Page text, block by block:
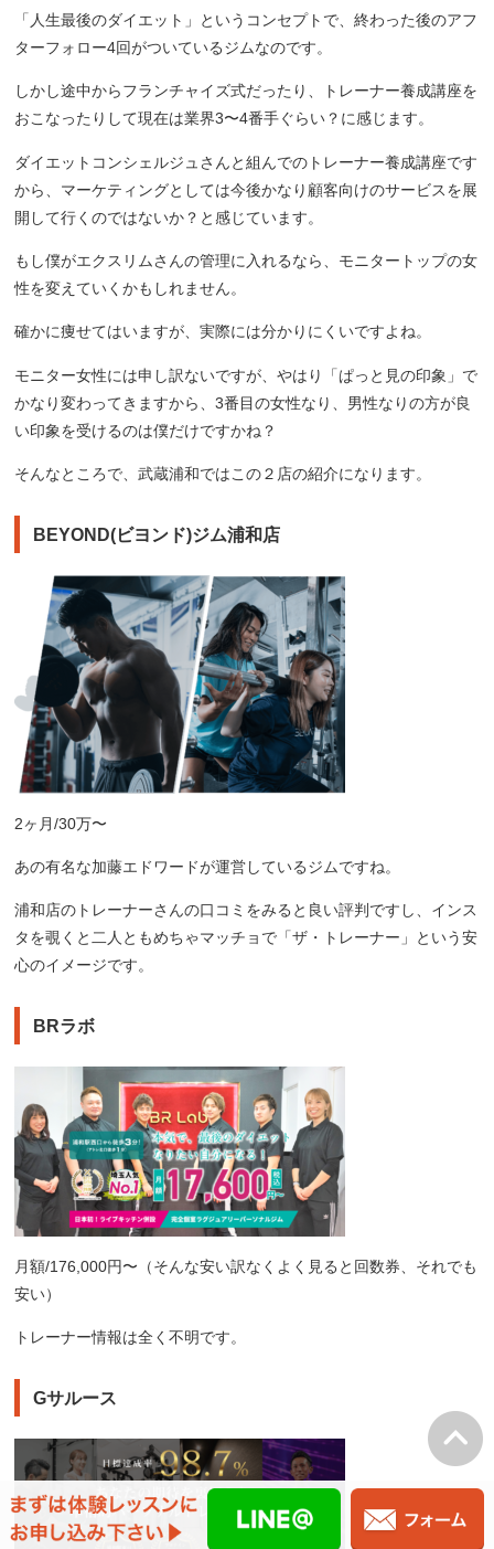
「人生最後のダイエット」というコンセプトで、終わった後のアフ
ターフォロー4回がついているジムなのです。
しかし途中からフランチャイズ式だったり、トレーナー養成講座を
おこなったりして現在は業界3〜4番手ぐらい？に感じます。
ダイエットコンシェルジュさんと組んでのトレーナー養成講座です
から、マーケティングとしては今後かなり顧客向けのサービスを展
開して行くのではないか？と感じています。
もし僕がエクスリムさんの管理に入れるなら、モニタートップの女
性を変えていくかもしれません。
確かに痩せてはいますが、実際には分かりにくいですよね。
モニター女性には申し訳ないですが、やはり「ぱっと見の印象」で
かなり変わってきますから、3番目の女性なり、男性なりの方が良
い印象を受けるのは僕だけですかね？
そんなところで、武蔵浦和ではこの２店の紹介になります。
BEYOND(ビヨンド)ジム浦和店
2ヶ月/30万〜
あの有名な加藤エドワードが運営しているジムですね。
浦和店のトレーナーさんの口コミをみると良い評判ですし、インス
タを覗くと二人ともめちゃマッチョで「ザ・トレーナー」という安
心のイメージです。
BRラボ
月額/176,000円〜（そんな安い訳なくよく見ると回数券、それでも
安い）
トレーナー情報は全く不明です。
Gサルース